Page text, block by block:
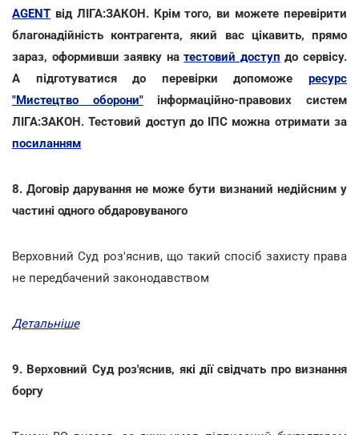
AGENT від ЛІГА:ЗАКОН. Крім того, ви можете перевірити
благонадійність контрагента, який вас цікавить, прямо
зараз, оформивши заявку натестовий доступ до сервісу.
А підготуватися до перевірки допоможе ресурс
"Мистецтво оборони"інформаційно-правових систем
ЛІГА:ЗАКОН. Тестовий доступ до ІПС можна отримати за
посиланням
8. Договір дарування не може бути визнаний недійсним у
частині одного обдаровуваного
Верховний Суд роз'яснив, що такий спосіб захисту права
не передбачений законодавством
Детальніше
9. Верховний Суд роз'яснив, які дії свідчать про визнання
боргу